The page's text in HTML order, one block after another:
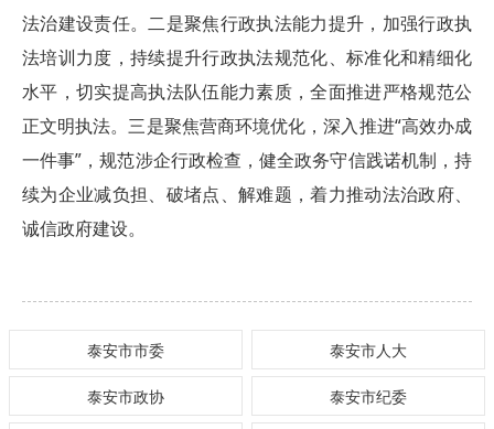
法治建设责任。二是聚焦行政执法能力提升，加强行政执
法培训力度，持续提升行政执法规范化、标准化和精细化
水平，切实提高执法队伍能力素质，全面推进严格规范公
正文明执法。三是聚焦营商环境优化，深入推进“高效办成
一件事”，规范涉企行政检查，健全政务守信践诺机制，持
续为企业减负担、破堵点、解难题，着力推动法治政府、
诚信政府建设。
泰安市市委 泰安市人大
泰安市政协 泰安市纪委